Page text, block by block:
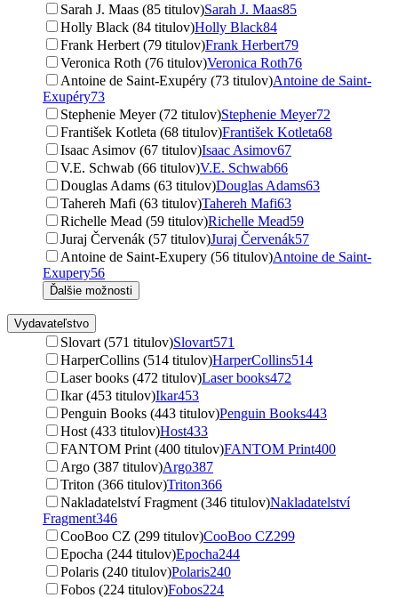
Sarah J. Maas (85 titulov)Sarah J. Maas85
Holly Black (84 titulov)Holly Black84
Frank Herbert (79 titulov)Frank Herbert79
Veronica Roth (76 titulov)Veronica Roth76
Antoine de Saint-Exupéry (73 titulov)Antoine de Saint-
Exupéry73
Stephenie Meyer (72 titulov)Stephenie Meyer72
František Kotleta (68 titulov)František Kotleta68
Isaac Asimov (67 titulov)Isaac Asimov67
V.E. Schwab (66 titulov)V.E. Schwab66
Douglas Adams (63 titulov)Douglas Adams63
Tahereh Mafi (63 titulov)Tahereh Mafi63
Richelle Mead (59 titulov)Richelle Mead59
Juraj Červenák (57 titulov)Juraj Červenák57
Antoine de Saint-Exupery (56 titulov)Antoine de Saint-
Exupery56
Ďalšie možnosti
Vydavateľstvo
Slovart (571 titulov)Slovart571
HarperCollins (514 titulov)HarperCollins514
Laser books (472 titulov)Laser books472
Ikar (453 titulov)Ikar453
Penguin Books (443 titulov)Penguin Books443
Host (433 titulov)Host433
FANTOM Print (400 titulov)FANTOM Print400
Argo (387 titulov)Argo387
Triton (366 titulov)Triton366
Nakladatelství Fragment (346 titulov)Nakladatelství
Fragment346
CooBoo CZ (299 titulov)CooBoo CZ299
Epocha (244 titulov)Epocha244
Polaris (240 titulov)Polaris240
Fobos (224 titulov)Fobos224